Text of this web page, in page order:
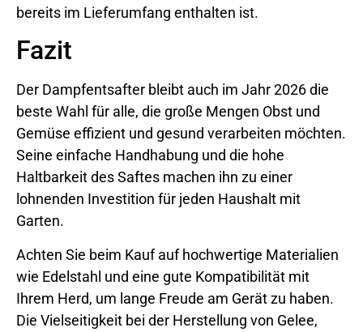
bereits im Lieferumfang enthalten ist.
Fazit
Der Dampfentsafter bleibt auch im Jahr 2026 die
beste Wahl für alle, die große Mengen Obst und
Gemüse effizient und gesund verarbeiten möchten.
Seine einfache Handhabung und die hohe
Haltbarkeit des Saftes machen ihn zu einer
lohnenden Investition für jeden Haushalt mit
Garten.
Achten Sie beim Kauf auf hochwertige Materialien
wie Edelstahl und eine gute Kompatibilität mit
Ihrem Herd, um lange Freude am Gerät zu haben.
Die Vielseitigkeit bei der Herstellung von Gelee,